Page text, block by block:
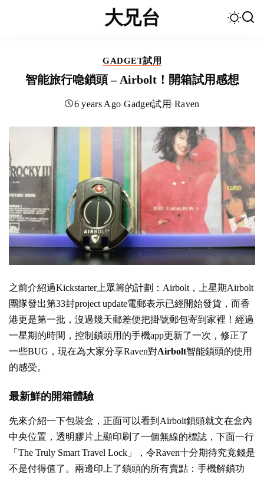
大兄台
GADGET試用
智能旅行喼鎖頭 – Airbolt！開箱試用感想
6 years Ago Gadget試用
by
Raven
之前介紹過Kickstarter上眾籌的計劃：Airbolt ，上星期Airbolt
團隊發出第33封project update電郵表示已經開始發貨，而香
港更是第一批，沒過幾天郵差便把掛號郵包寄到家裡！經過
一星期的時間，控制鎖頭用的手機app更新了一次，修正了
一些BUG，現在為大家分享Raven對Airbolt智能鎖頭的使用
的感受。
最新鮮的開箱體驗
先來介紹一下包裝盒，正面可以看到Airbolt鎖頭就文在盒內
中央位置，透明膠片上顯印刷了一個無線的標誌，下面一行
「The Truly Smart Travel Lock」，令Raven十分期待究竟錢是
不是付得值了。兩邊印上了鎖頭的所有賣點：手機解鎖功